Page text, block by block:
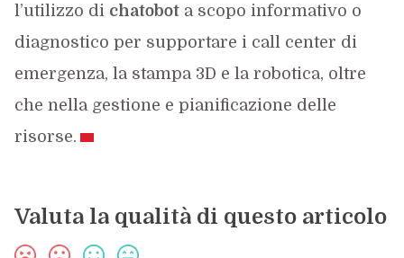
l’utilizzo di chatobota scopo informativo o
diagnostico per supportare i call center di
emergenza, la stampa 3D e la robotica, oltre
che nella gestione e pianificazione delle
risorse.
Valuta la qualità di questo articolo